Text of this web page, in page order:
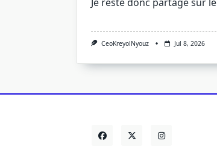
CeoKreyolNyouz Jul 8, 2026